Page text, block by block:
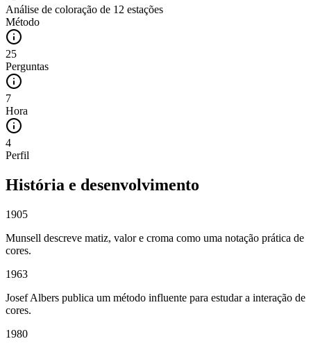
Análise de coloração de 12 estações
Método
25
Perguntas
7
Hora
4
Perfil
História e desenvolvimento
1905
Munsell descreve matiz, valor e croma como uma notação prática de
cores.
1963
Josef Albers publica um método influente para estudar a interação de
cores.
1980